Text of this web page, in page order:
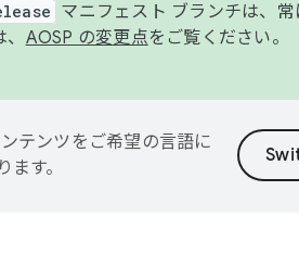
マニフェスト ブランチは、
AOSP の変更点をご覧ください。
テンツをご希望の言語に
す。